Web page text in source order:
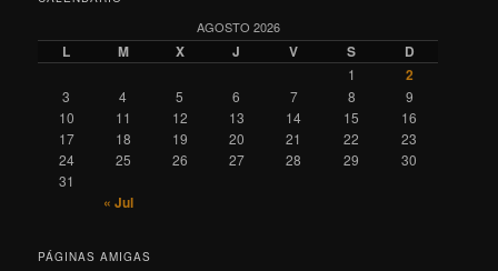
AGOSTO 2026
L M X J V S D
1 2
3 4 5 6 7 8
9
10
11 12 13 14 15
16
17
18 19 20 21 22
23
24
25 26 27 28 29
30
31
« Jul
PÁGINAS AMIGAS